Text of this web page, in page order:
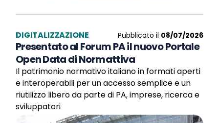
DIGITALIZZAZIONE Pubblicato il 08/07/2026
Presentato al Forum PA il nuovo Portale
Open Data di Normattiva
Il patrimonio normativo italiano in formati aperti
e interoperabili per un accesso semplice e un
riutilizzo libero da parte di PA, imprese, ricerca e
sviluppatori